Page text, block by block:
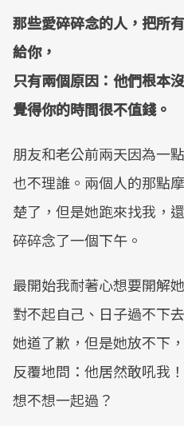
那些愛碎碎念的人，把所
給你，
只有兩個原因：他們根本
覺得你的時間很不值錢。
朋友和老公前兩天因為一
也不理誰。兩個人的那點
楚了，但是她跑來找我，
碎碎念了一個下午。
最開始我耐著心想要開解
對不起自己、日子過不下
她道了歉，但是她放不下
反覆地問：他居然敢吼我
想不想一起過？